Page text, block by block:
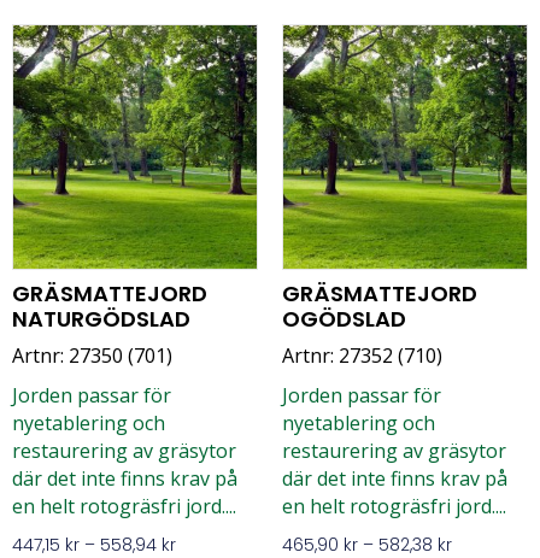
GRÄSMATTEJORD
NATURGÖDSLAD
Artnr: 27350 (701)
Jorden passar för
nyetablering och
restaurering av gräsytor
där det inte finns krav på
en helt rotogräsfri jord....
447,15 kr – 558,94 kr
GRÄSMATTEJORD
OGÖDSLAD
Artnr: 27352 (710)
Jorden passar för
nyetablering och
restaurering av gräsytor
där det inte finns krav på
en helt rotogräsfri jord....
465,90 kr – 582,38 kr